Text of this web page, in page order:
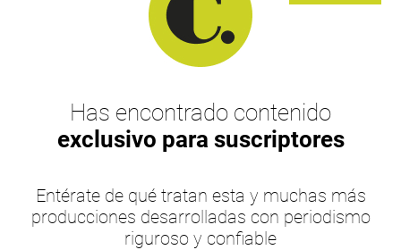
Has encontrado contenido
exclusivo para suscriptores
Entérate de qué tratan esta y muchas más
producciones desarrolladas con periodismo
riguroso y confiable